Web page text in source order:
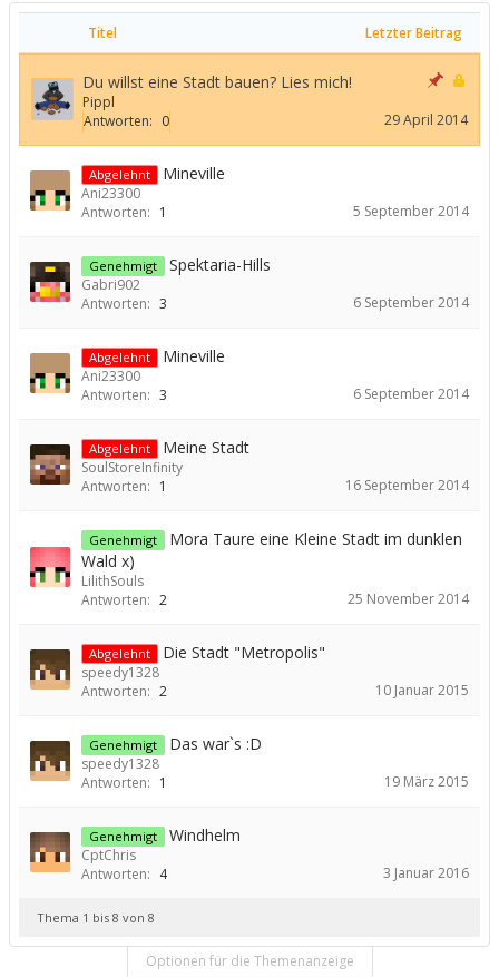
Titel Letzter Beitrag
Du willst eine Stadt bauen? Lies mich!
Pippl
Antworten: 0 29 April 2014
Abgelehnt Mineville
Ani23300
Antworten: 1 5 September 2014
Genehmigt Spektaria-Hills
Gabri902
Antworten: 3 6 September 2014
Abgelehnt Mineville
Ani23300
Antworten: 3 6 September 2014
Abgelehnt Meine Stadt
SoulStoreInfinity
Antworten: 1 16 September 2014
Genehmigt
Mora Taure eine Kleine Stadt im dunklen
Wald x)
LilithSouls
Antworten: 2 25 November 2014
Abgelehnt Die Stadt "Metropolis"
speedy1328
Antworten: 2 10 Januar 2015
Genehmigt Das war`s :D
speedy1328
Antworten: 1 19 März 2015
Genehmigt Windhelm
CptChris
Antworten: 4 3 Januar 2016
Thema 1 bis 8 von 8
Optionen für die Themenanzeige